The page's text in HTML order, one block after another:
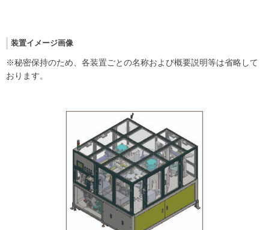
装置イメージ画像
※秘密保持のため、各装置ごとの名称および概要説明等は省略して
おります。